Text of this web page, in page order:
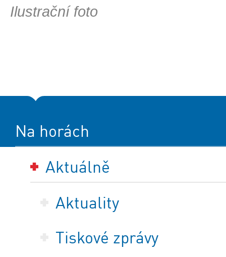
Ilustrační foto
Na horách
Aktuálně
Aktuality
Tiskové zprávy